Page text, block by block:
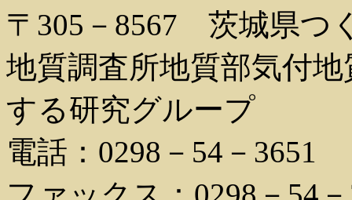
〒305－8567 茨城県つ
地質調査所地質部気付
する研究グループ
電話：0298－54－3651